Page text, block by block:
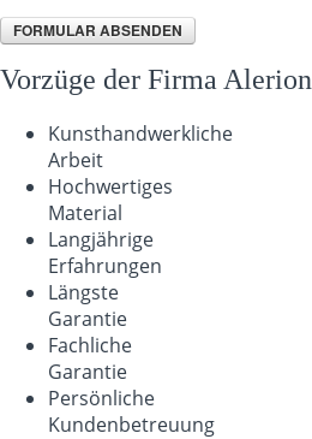
Vorzüge der Firma Alerion
Kunsthandwerkliche
Arbeit
Hochwertiges
Material
Langjährige
Erfahrungen
Längste
Garantie
Fachliche
Garantie
Persönliche
Kundenbetreuung